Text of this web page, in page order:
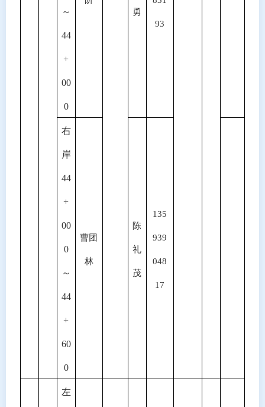
～
44
+
00
0
勇
93
右
岸
44
+
00
0
～
44
+
60
0
曹团
林
陈
礼
茂
135
939
048
17
左